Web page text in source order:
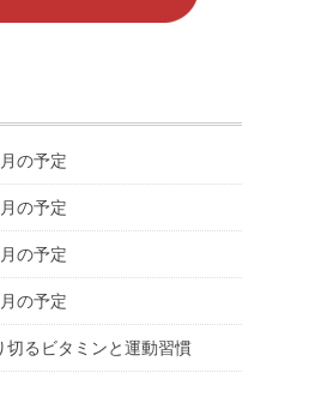
の予定
の予定
の予定
の予定
切るビタミンと運動習慣